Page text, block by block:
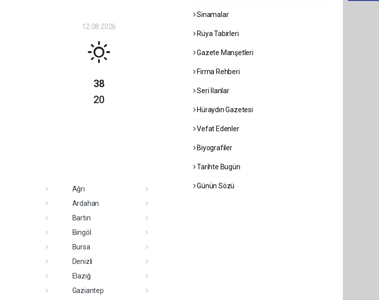
12.08.2026
38
20
Ağrı
Ardahan
Bartın
Bingöl
Bursa
Denizli
Elazığ
Gaziantep
Sinamalar
Rüya Tabirleri
Gazete Manşetleri
Firma Rehberi
Seri İlanlar
Hüraydın Gazetesi
Vefat Edenler
Biyografiler
Tarihte Bugün
Günün Sözü